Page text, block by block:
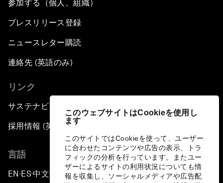
このウェブサイトはCookieを使用し
ます
このサイトではCookieを使って、ユーザー
に合わせたコンテンツや広告の表示、トラ
フィックの分析を行っています。またユー
ザーによるサイトの利用状況についても情
報を収集し、ソーシャルメディアや広告配
参加する（個人、組織）
プレスリリース登録
ニュースレター購読
連絡先 (英語のみ)
リンク
サステナビリティへの取り組み
採用情報 (英語のみ)
言語
EN ▪ES▪中文▪ 日本語